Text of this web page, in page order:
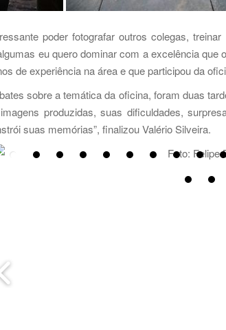
poder fotografar outros colegas,
eu quero dominar com a excelência
de experiência na área e que participou da
sobre a temática da oficina, foram duas
produzidas, suas dificuldades,
suas memórias”, finalizou Valério Silveira.